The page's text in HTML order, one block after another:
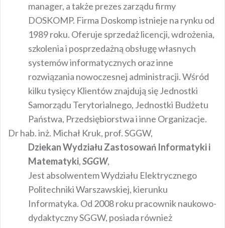
manager, a także prezes zarządu firmy
DOSKOMP. Firma Doskomp istnieje na rynku od
1989 roku. Oferuje sprzedaż licencji, wdrożenia,
szkolenia i posprzedażną obsługę własnych
systemów informatycznych oraz inne
rozwiązania nowoczesnej administracji. Wśród
kilku tysięcy Klientów znajdują się Jednostki
Samorządu Terytorialnego, Jednostki Budżetu
Państwa, Przedsiębiorstwa i inne Organizacje.
Dr hab. inż. Michał Kruk, prof. SGGW,
Dziekan Wydziału Zastosowań Informatyki i
Matematyki,SGGW,
Jest absolwentem Wydziału Elektrycznego
Politechniki Warszawskiej, kierunku
Informatyka. Od 2008 roku pracownik naukowo-
dydaktyczny SGGW, posiada również